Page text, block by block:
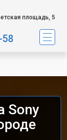
площадь, 5
58
Sony